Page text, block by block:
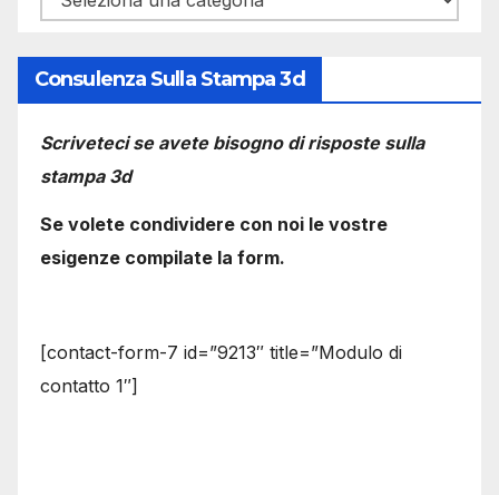
Consulenza Sulla Stampa 3d
Scriveteci se avete bisogno di risposte sulla
stampa 3d
Se volete condividere con noi le vostre
esigenze compilate la form.
[contact-form-7 id=”9213″ title=”Modulo di
contatto 1″]